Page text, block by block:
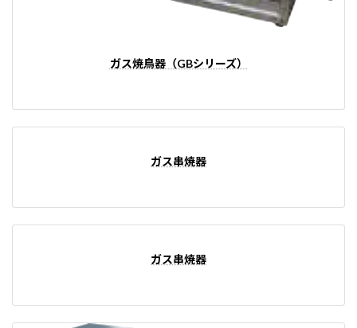
ガス焼鳥器（GBシリーズ）
ガス串焼器
ガス串焼器